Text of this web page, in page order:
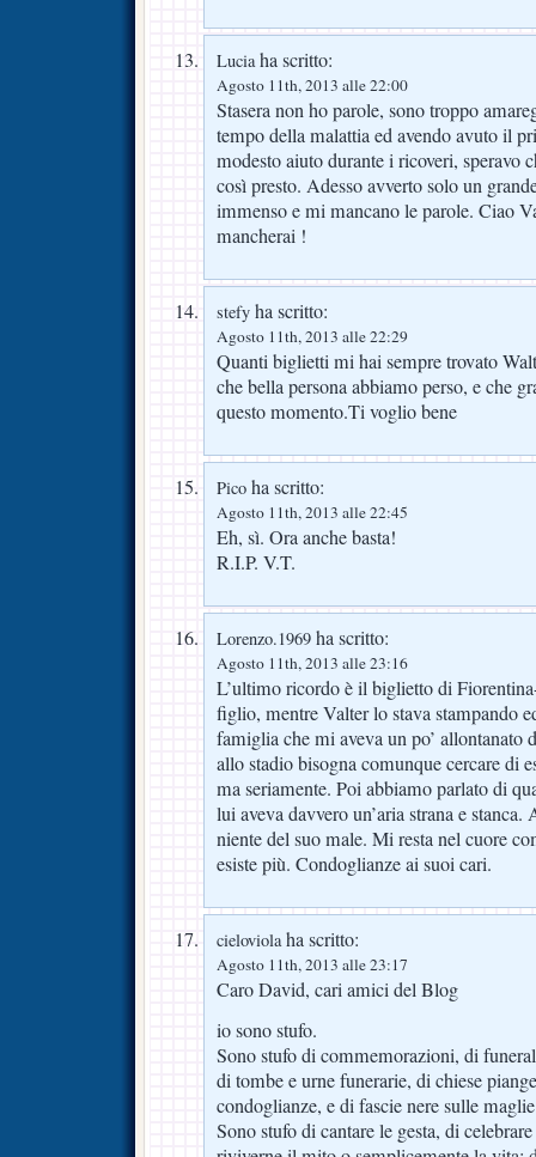
Luciaha scritto:
Agosto 11th, 2013 alle 22:00
Stasera non ho parole, sono troppo
tempo della malattia ed avendo avuto il
modesto aiuto durante i ricoveri, speravo
così presto. Adesso avverto solo un
immenso e mi mancano le parole. Ciao
mancherai !
stefy ha scritto:
Agosto 11th, 2013 alle 22:29
Quanti biglietti mi hai sempre trovato
che bella persona abbiamo perso, e che
questo momento.Ti voglio bene
Pico ha scritto:
Agosto 11th, 2013 alle 22:45
Eh, sì. Ora anche basta!
R.I.P. V.T.
Lorenzo.1969 ha scritto:
Agosto 11th, 2013 alle 23:16
L’ultimo ricordo è il biglietto di
figlio, mentre Valter lo stava stampando
famiglia che mi aveva un po’ allontanato
allo stadio bisogna comunque cercare di
ma seriamente. Poi abbiamo parlato di
lui aveva davvero un’aria strana e stanca.
niente del suo male. Mi resta nel cuore
esiste più. Condoglianze ai suoi cari.
cieloviolaha scritto:
Agosto 11th, 2013 alle 23:17
Caro David, cari amici del Blog
io sono stufo.
Sono stufo di commemorazioni, di
di tombe e urne funerarie, di chiese
condoglianze, e di fascie nere sulle
Sono stufo di cantare le gesta, di